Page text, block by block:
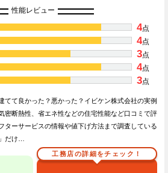
性能レビュー
4点
4点
3点
4点
3点
てて良かった？悪かった？イビケン株式会社の実例
密断熱性、省エネ性などの住宅性能など口コミで評
ターサービスの情報や値下げ方法まで調査している
だけ…
工務店の詳細をチェック！